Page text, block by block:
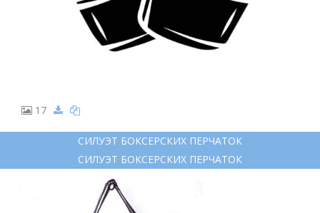
17
СИЛУЭТ БОКСЕРСКИХ ПЕРЧАТОК
СИЛУЭТ БОКСЕРСКИХ ПЕРЧАТОК